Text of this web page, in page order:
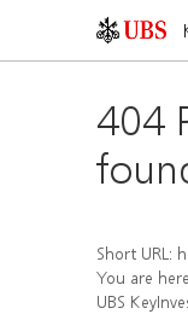
404
Short URL:
You are
UBS